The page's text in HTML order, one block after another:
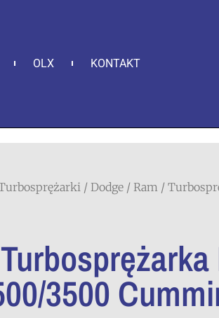
OLX KONTAKT
/ Dodge/ Ram /
3500